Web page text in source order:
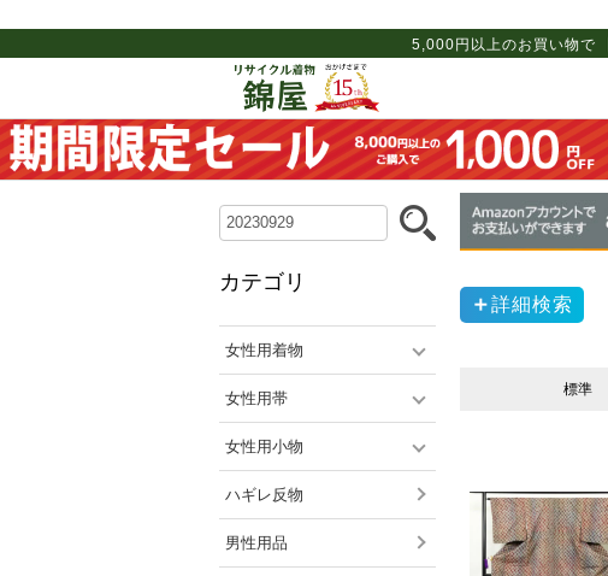
5,000円以上のお買い物で
カテゴリ
女性用着物
女性用帯
女性用小物
ハギレ反物
男性用品
詳細検索
標準